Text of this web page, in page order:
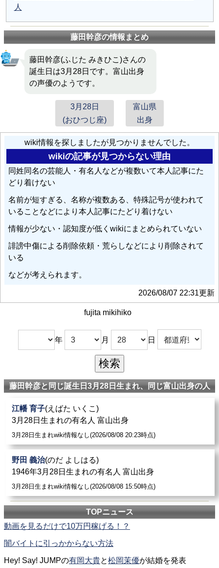
人
藤田幹彦の情報まとめ
藤田幹彦(ふじた みきひこ)さんの
誕生日は3月28日です。富山出身
の声優のようです。
3月28日
(おひつじ座)
富山県
出身
wiki情報を探しましたが見つかりませんでした。
wikiの記事が見つからない理由
同姓同名の芸能人・有名人などが複数いて本人記事にた
どり着けない
名前が短すぎる、名称が複数ある、特殊記号が使われて
いることなどにより本人記事にたどり着けない
情報が少ない・認知度が低くwikiにまとめられていない
誹謗中傷による削除依頼・荒らしなどにより削除されて
いる
などが考えられます。
2026/08/07 22:31更新
fujita mikihiko
年 月 日
藤田幹彦と同じ誕生日3月28日生まれ、同じ富山出身の人
江幡 育子(えばた いくこ)
3月28日生まれの有名人 富山出身
3月28日生まれwiki情報なし(2026/08/08 20:23時点)
野田 義治(のだ よしはる)
1946年3月28日生まれの有名人 富山出身
3月28日生まれwiki情報なし(2026/08/08 15:50時点)
TOPニュース
動画を見るだけで10万円稼げる！？
闇バイトに引っかからない方法
Hey! Say! JUMPの有岡大貴と松岡茉優が結婚を発表